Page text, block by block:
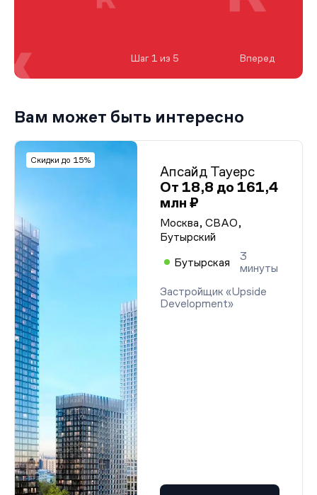
Шаг 1 из 5 Вперед
Вам может быть интересно
Скидки до 15%
Апсайд Тауерс
От 18,8 до 161,4
млн ₽
Москва, СВАО,
Бутырский
Бутырская
3
минуты
Застройщик «Upside
Development»